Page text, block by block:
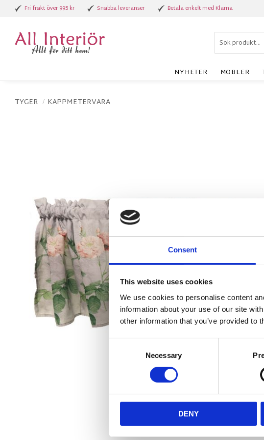
Consent
This website uses cookies
We use cookies to personalise content
information about your use of our site
other information that you’ve provided to
Necessary
DENY
Fri frakt över 995 kr Snabba leveranser Betala enkelt med Klarna
NYHETER MÖBLER
TYGER KAPPMETERVARA